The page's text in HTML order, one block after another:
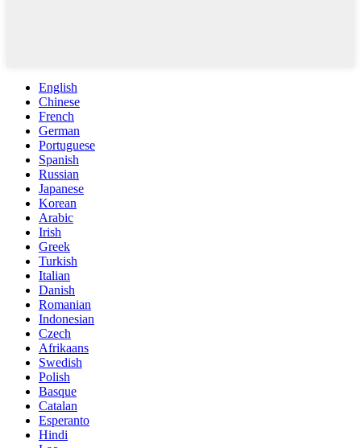
English
Chinese
French
German
Portuguese
Spanish
Russian
Japanese
Korean
Arabic
Irish
Greek
Turkish
Italian
Danish
Romanian
Indonesian
Czech
Afrikaans
Swedish
Polish
Basque
Catalan
Esperanto
Hindi